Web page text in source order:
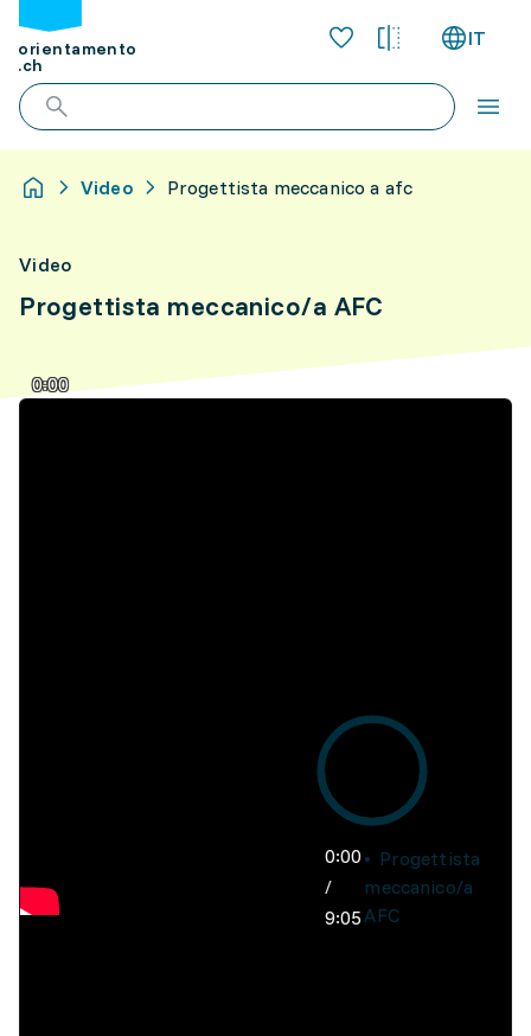
orientamento
.ch
IT
Video Progettista meccanico a afc
Video
Progettista meccanico/a AFC
0:00
0:00
/
9:05
Progettista
meccanico/a
AFC